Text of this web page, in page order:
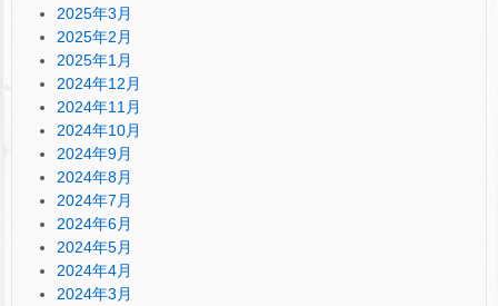
2025年3月
2025年2月
2025年1月
2024年12月
2024年11月
2024年10月
2024年9月
2024年8月
2024年7月
2024年6月
2024年5月
2024年4月
2024年3月